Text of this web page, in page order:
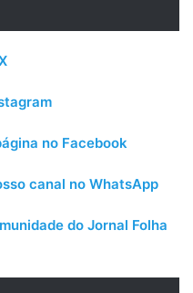
no Facebook
canal no WhatsApp
do Jornal Folha